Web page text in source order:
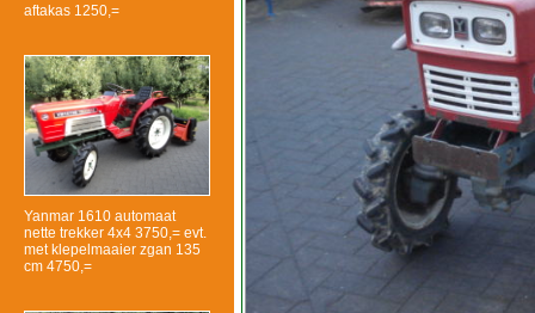
aftakas 1250,=
Yanmar 1610 automaat
nette trekker 4x4 3750,= evt.
met klepelmaaier zgan 135
cm 4750,=